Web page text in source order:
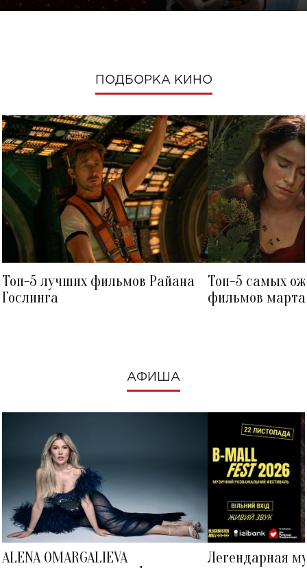
ПОДБОРКА КИНО
Топ-5 лучших фильмов Райана
Гослинга
Топ-5 самых
фильмов
АФИША
ALENA OMARGALIEVA
Легендарная